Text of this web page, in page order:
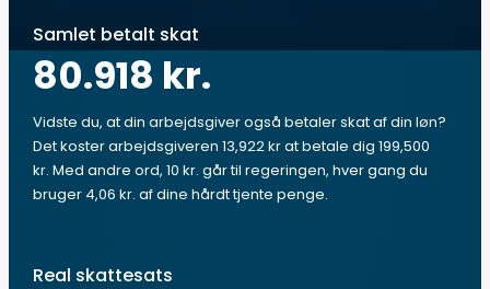
Samlet betalt skat
80.918 kr.
Vidste du, at din arbejdsgiver også betaler skat af din løn?
Det koster arbejdsgiveren 13,922 kr at betale dig 199,500
kr. Med andre ord, 10 kr. går til regeringen, hver gang du
bruger 4,06 kr. af dine hårdt tjente penge.
Real skattesats